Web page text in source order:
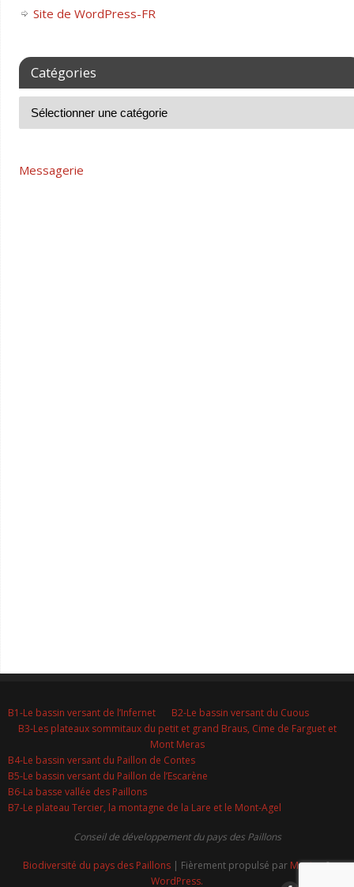
Site de WordPress-FR
Catégories
Messagerie
B1-Le bassin versant de l’Infernet
B2-Le bassin versant du Cuous
B3-Les plateaux sommitaux du petit et grand Braus, Cime de Farguet et
Mont Meras
B4-Le bassin versant du Paillon de Contes
B5-Le bassin versant du Paillon de l’Escarène
B6-La basse vallée des Paillons
B7-Le plateau Tercier, la montagne de la Lare et le Mont-Agel
Conseil de développement du pays des Paillons
Biodiversité du pays des Paillons| Fièrement propulsé par Mantra&
WordPress.